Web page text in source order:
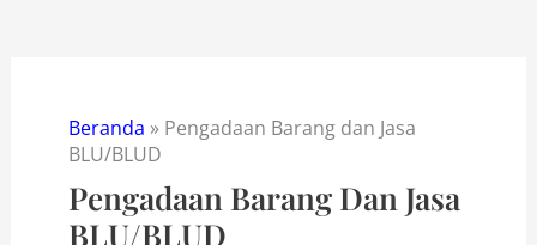
Beranda » Pengadaan Barang dan Jasa
BLU/BLUD
Pengadaan Barang Dan Jasa
BLU/BLUD